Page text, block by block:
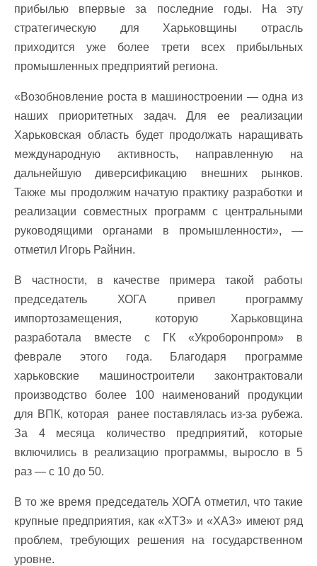
прибылью впервые за последние годы. На эту
стратегическую для Харьковщины отрасль
приходится уже более трети всех прибыльных
промышленных предприятий региона.
«Возобновление роста в машиностроении — одна из
наших приоритетных задач. Для ее реализации
Харьковская область будет продолжать наращивать
международную активность, направленную на
дальнейшую диверсификацию внешних рынков.
Также мы продолжим начатую практику разработки и
реализации совместных программ с центральными
руководящими органами в промышленности», —
отметил Игорь Райнин.
В частности, в качестве примера такой работы
председатель ХОГА привел программу
импортозамещения, которую Харьковщина
разработала вместе с ГК «Укроборонпром» в
феврале этого года. Благодаря программе
харьковские машиностроители законтрактовали
производство более 100 наименований продукции
для ВПК, которая ранее поставлялась из-за рубежа.
За 4 месяца количество предприятий, которые
включились в реализацию программы, выросло в 5
раз — с 10 до 50.
В то же время председатель ХОГА отметил, что такие
крупные предприятия, как «ХТЗ» и «ХАЗ» имеют ряд
проблем, требующих решения на государственном
уровне.